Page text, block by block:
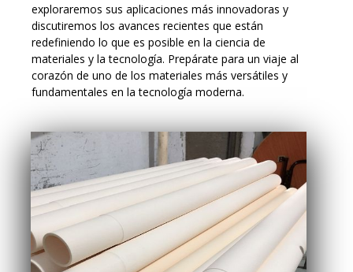
exploraremos sus aplicaciones más innovadoras y
discutiremos los avances recientes que están
redefiniendo lo que es posible en la ciencia de
materiales y la tecnología. Prepárate para un viaje al
corazón de uno de los materiales más versátiles y
fundamentales en la tecnología moderna.